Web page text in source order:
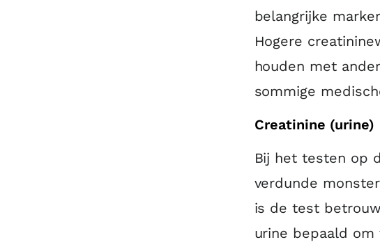
belangrijke
Hogere
houden met
sommige
Creatinine (urine)
Bij het testen op
verdunde
is de test
urine bepaald